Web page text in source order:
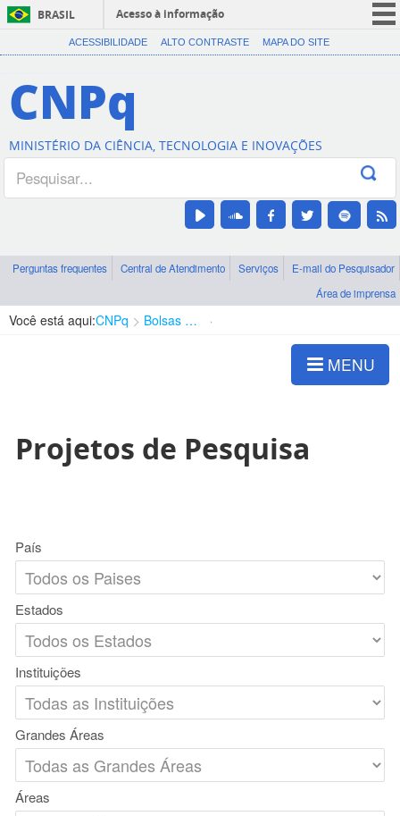
BRASIL
Acesso à informação
CORONAVÍRUS (COVID-19)
Canais
ACESSIBILIDADE ALTO CONTRASTE MAPA DO SITE
CNPq
MINISTÉRIO DA CIÊNCIA, TECNOLOGIA E INOVAÇÕES
Perguntas frequentes Central de Atendimento Serviços
E-mail do Pesquisador
Área de imprensa
Você está aqui:CNPq Bolsas e Auxílios Vigentes
MENU
Projetos de Pesquisa
País
Estados
Instituições
Grandes Áreas
Áreas